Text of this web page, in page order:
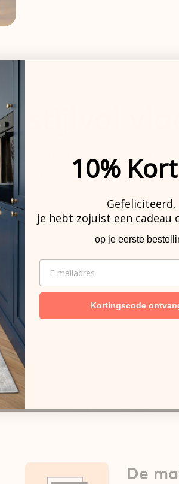
stijlvol
in, de anti-slip mat blijft
uit – wat het dagelijks
De
10%
Gefeliciteerd,
je hebt zojuist een cadeau
op je eerste
EMAIL
Kortingscode